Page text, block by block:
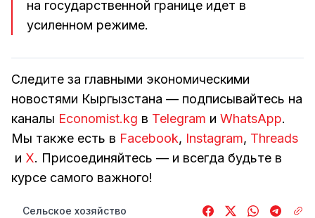
на государственной границе идет в
усиленном режиме.
Следите за главными экономическими
новостями Кыргызстана — подписывайтесь на
каналы Economist.kg в Telegram и WhatsApp.
Мы также есть в Facebook, Instagram, Threads
и Х. Присоединяйтесь — и всегда будьте в
курсе самого важного!
Сельское хозяйство